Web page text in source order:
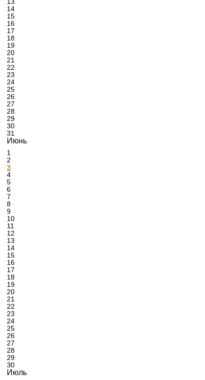
14
15
16
17
18
19
20
21
22
23
24
25
26
27
28
29
30
31
Июнь
1
2
3
4
5
6
7
8
9
10
11
12
13
14
15
16
17
18
19
20
21
22
23
24
25
26
27
28
29
30
Июль